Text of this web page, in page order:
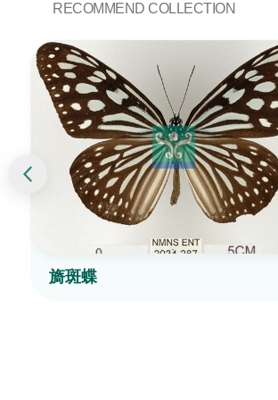
RECOMMEND COLLECTION
旖斑蝶